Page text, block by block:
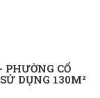
CỔ
DỤNG 130M²